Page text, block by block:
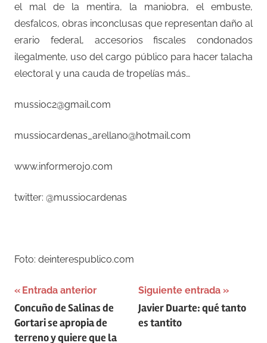
el mal de la mentira, la maniobra, el embuste,
desfalcos, obras inconclusas que representan daño al
erario federal, accesorios fiscales condonados
ilegalmente, uso del cargo público para hacer talacha
electoral y una cauda de tropelías más…
mussioc2@gmail.com
mussiocardenas_arellano@hotmail.com
www.informerojo.com
twitter: @mussiocardenas
Foto: deinterespublico.com
Navegación
de
Entrada anterior
Concuño de Salinas de
Gortari se apropia de
terreno y quiere que la
Siguiente entrada
Javier Duarte: qué tanto
es tantito